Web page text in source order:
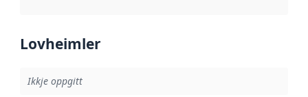
Lovheimler
Ikkje oppgitt